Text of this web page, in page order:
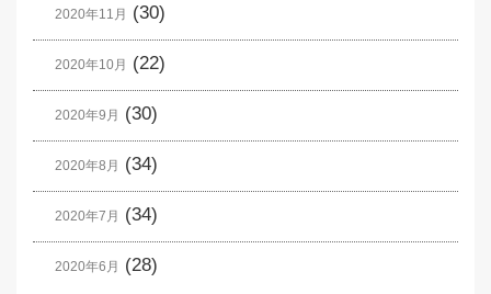
2020年11月 (30)
2020年10月 (22)
2020年9月 (30)
2020年8月 (34)
2020年7月 (34)
2020年6月 (28)